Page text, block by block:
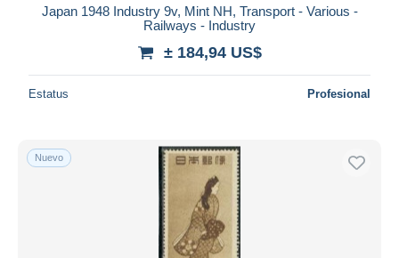
Japan 1948 Industry 9v, Mint NH, Transport - Various -
Railways - Industry
± 184,94 US$
Estatus Profesional
Nuevo